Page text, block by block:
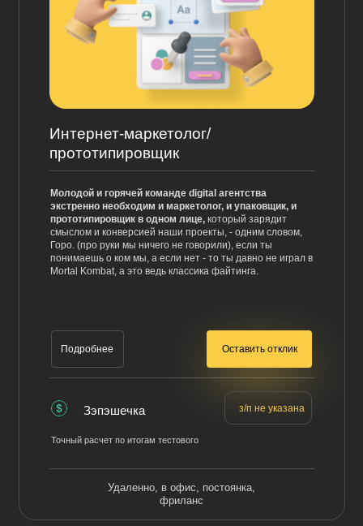
Интернет-маркетолог/
прототипировщик
Молодой и горячей команде digital агентства
экстренно необходим и маркетолог, и упаковщик, и
прототипировщик в одном лице, который зарядит
смыслом и конверсией наши проекты, - одним словом,
Горо. (про руки мы ничего не говорили), если ты
понимаешь о ком мы, а если нет - то ты давно не играл в
Mortal Kombat, а это ведь классика файтинга.
Оставить отклик
Подробнее
Зэпэшечка з/п не указана
Точный расчет по итогам тестового
Удаленно, в офис, постоянка,
фриланс